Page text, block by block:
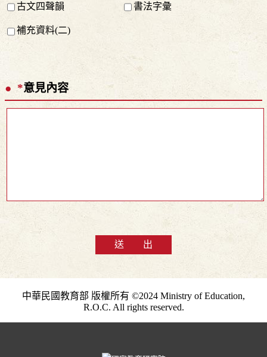
古文四聲韻 書法字彙
補充資料(二)
*意見內容
送 出
中華民國教育部 版權所有 ©2024 Ministry of Education,
R.O.C. All rights reserved.